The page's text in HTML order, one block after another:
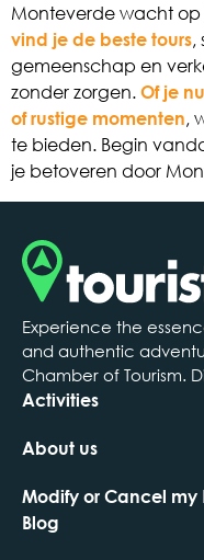
Monteverde wacht op
vind je de beste tours,
gemeenschap en
zonder zorgen. Of je
of rustige momenten,
te bieden. Begin
je betoveren door
Experience the
and authentic
Chamber of Tourism.
Activities
About us
Modify or Cancel my
Blog